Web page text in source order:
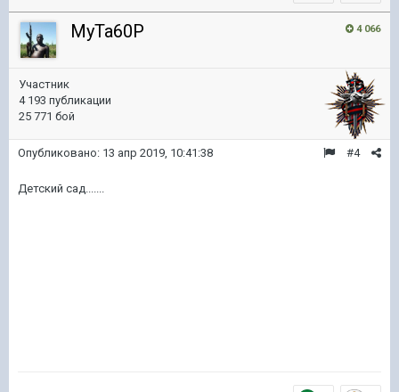
4 066
MyTa60P
Участник
4 193 публикации
25 771 бой
#4
Опубликовано: 13 апр 2019, 10:41:38
Детский сад.......